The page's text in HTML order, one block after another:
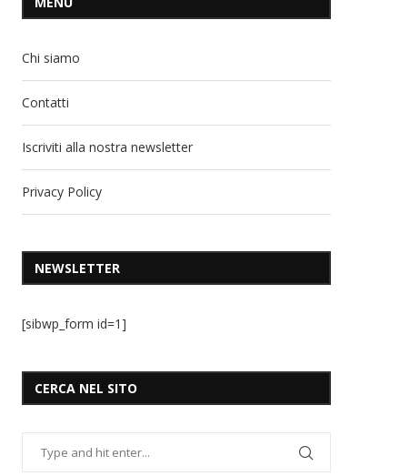
Chi siamo
Contatti
Iscriviti alla nostra newsletter
Privacy Policy
NEWSLETTER
[sibwp_form id=1]
CERCA NEL SITO